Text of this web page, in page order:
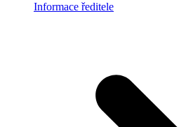
Informace ředitele